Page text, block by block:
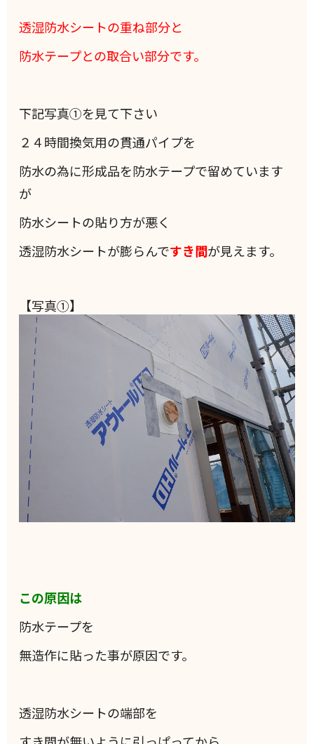
透湿防水シートの重ね部分と
防水テープとの取合い部分です。
下記写真①を見て下さい
２４時間換気用の貫通パイプを
防水の為に形成品を防水テープで留めています
が
防水シートの貼り方が悪く
透湿防水シートが膨らんですき間が見えます。
【写真①】
この原因は
防水テープを
無造作に貼った事が原因です。
透湿防水シートの端部を